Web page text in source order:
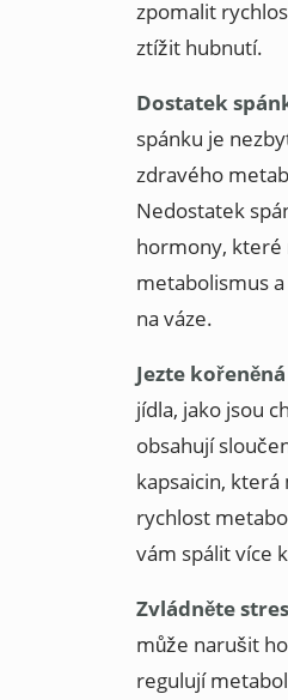
zpomalit
ztížit hubnutí.
Dostatek
spánku je
zdravého
Nedostatek
hormony, které
metabolismus
na váze.
Jezte
jídla, jako jsou
obsahují
kapsaicin,
rychlost
vám spálit více
Zvládněte
může narušit
regulují